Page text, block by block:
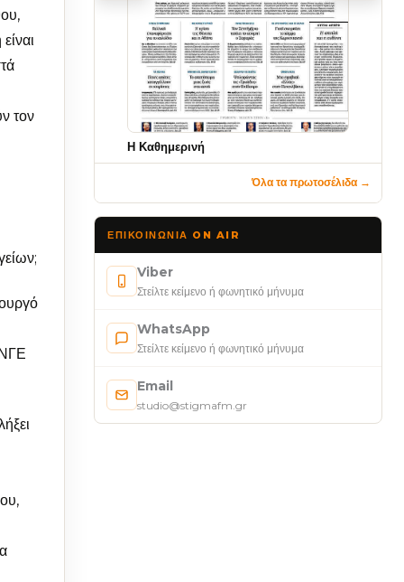
τον
Η Καθημερινή
Όλα τα πρωτοσέλιδα →
ΕΠΙΚΟΙΝΩΝΊΑ ON AIR
Viber
Στείλτε κείμενο ή φωνητικό μήνυμα
WhatsApp
Στείλτε κείμενο ή φωνητικό μήνυμα
Email
studio@stigmafm.gr